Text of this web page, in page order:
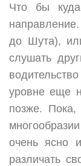
Что бы
до Шута),
слушать
уровне еще
позже.
очень ясно
различать